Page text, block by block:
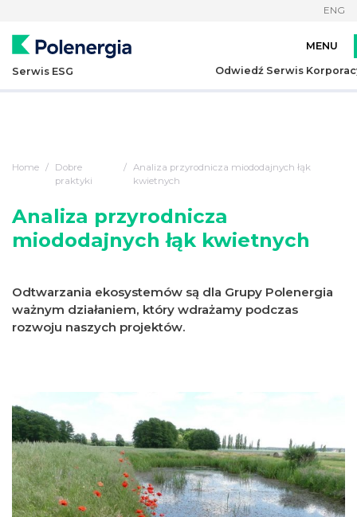
ENG
Serwis ESG Odwiedź Serwis
Home
Dobre
praktyki
Analiza przyrodnicza miododajnych łąk
kwietnych
Analiza przyrodnicza
miododajnych łąk kwietnych
Odtwarzania ekosystemów są dla Grupy Polenergia
ważnym działaniem, który wdrażamy podczas
rozwoju naszych projektów.